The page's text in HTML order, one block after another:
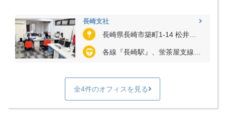
長崎支社
長崎県長崎市築町1-14 松井ビル1階
各線『長崎駅』、蛍茶屋支線『西浜町停留場』
全4件のオフィスを見る